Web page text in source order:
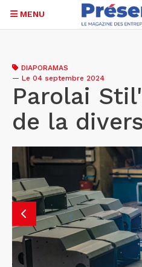
contenu
principal
MENU
DIAPORAMAS
— Le 04 septembre 2024
Parolai
de la